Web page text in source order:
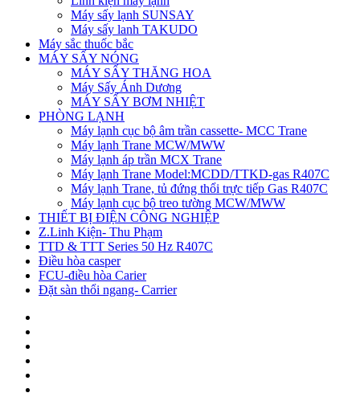
Máy sấy lạnh SUNSAY
Máy sấy lanh TAKUDO
Máy sắc thuốc bắc
MÁY SẤY NÓNG
MÁY SẤY THĂNG HOA
Máy Sấy Ánh Dương
MÁY SẤY BƠM NHIỆT
PHÒNG LẠNH
Máy lạnh cục bộ âm trần cassette- MCC Trane
Máy lạnh Trane MCW/MWW
Máy lạnh áp trần MCX Trane
Máy lạnh Trane Model:MCDD/TTKD-gas R407C
Máy lạnh Trane, tủ đứng thổi trực tiếp Gas R407C
Máy lạnh cục bộ treo tường MCW/MWW
THIẾT BỊ ĐIỆN CÔNG NGHIỆP
Z.Linh Kiện- Thu Phạm
TTD & TTT Series 50 Hz R407C
Điều hòa casper
FCU-điều hòa Carier
Đặt sàn thổi ngang- Carrier